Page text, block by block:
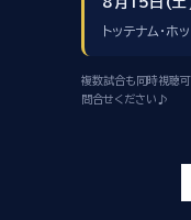
トッテナム・ホ
複数試合も同時視聴
問合せください♪